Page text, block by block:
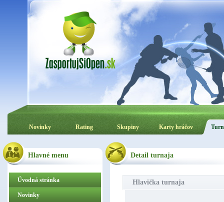
Novinky Rating Skupiny Karty hráčov
Hlavné menu
Úvodná stránka
Novinky
Detail turnaja
Hlavička turnaja